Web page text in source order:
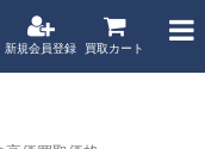
新規会員登録 買取カート